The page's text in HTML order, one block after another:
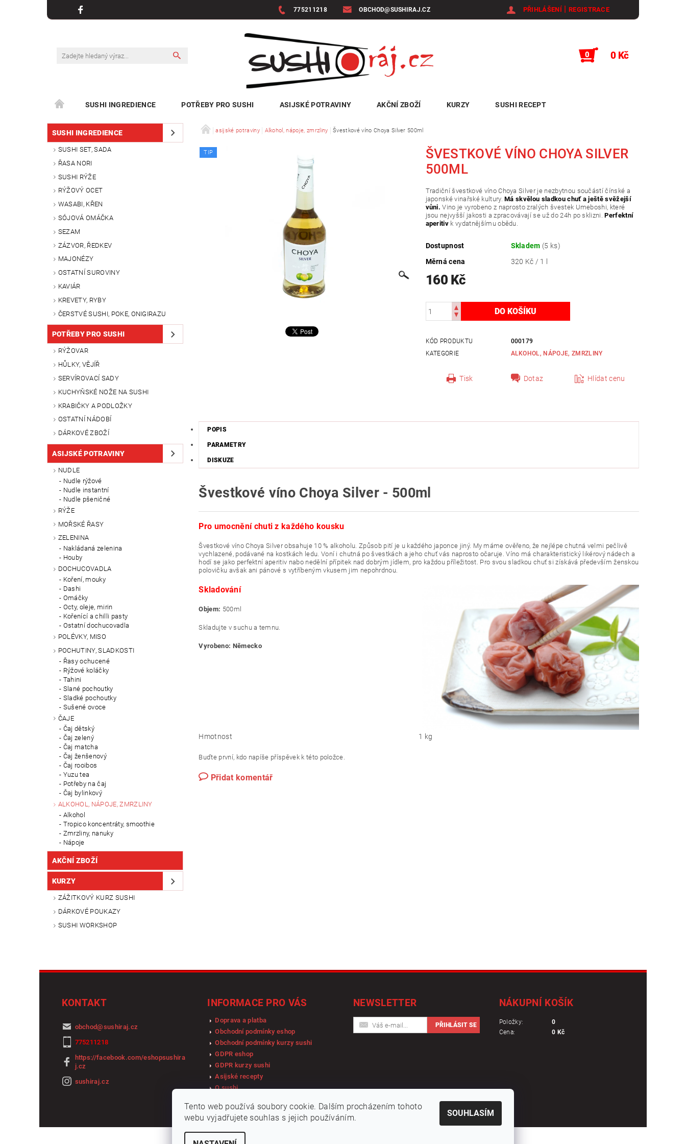
775211218 OBCHOD@SUSHIRAJ.CZ PŘIHLÁŠENÍ | REGISTRACE
0 0 Kč
SUSHI INGREDIENCE POTŘEBY PRO SUSHI ASIJSKÉ POTRAVINY AKČNÍ ZBOŽÍ KURZY SUSHI RECEPT
KONTAKT
SUSHI INGREDIENCE
SUSHI SET, SADA
ŘASA NORI
SUSHI RÝŽE
RÝŽOVÝ OCET
WASABI, KŘEN
SÓJOVÁ OMÁČKA
SEZAM
ZÁZVOR, ŘEDKEV
MAJONÉZY
OSTATNÍ SUROVINY
KAVIÁR
KREVETY, RYBY
ČERSTVÉ SUSHI, POKE, ONIGIRAZU
POTŘEBY PRO SUSHI
RÝŽOVAR
HŮLKY, VĚJÍŘ
SERVÍROVACÍ SADY
KUCHYŇSKÉ NOŽE NA SUSHI
KRABIČKY A PODLOŽKY
OSTATNÍ NÁDOBÍ
DÁRKOVÉ ZBOŽÍ
ASIJSKÉ POTRAVINY
NUDLE
Nudle rýžové
Nudle instantní
Nudle pšeničné
RÝŽE
MOŘSKÉ ŘASY
ZELENINA
Nakládaná zelenina
Houby
DOCHUCOVADLA
Koření, mouky
Dashi
Omáčky
Octy, oleje, mirin
Kořenící a chilli pasty
Ostatní dochucovadla
POLÉVKY, MISO
POCHUTINY, SLADKOSTI
Řasy ochucené
Rýžové koláčky
Tahini
Slané pochoutky
Sladké pochoutky
Sušené ovoce
ČAJE
Čaj dětský
Čaj zelený
Čaj matcha
Čaj ženšenový
Čaj rooibos
Yuzu tea
Potřeby na čaj
Čaj bylinkový
ALKOHOL, NÁPOJE, ZMRZLINY
Alkohol
Tropico koncentráty, smoothie
Zmrzliny, nanuky
Nápoje
AKČNÍ ZBOŽÍ
KURZY
ZÁŽITKOVÝ KURZ SUSHI
DÁRKOVÉ POUKAZY
SUSHI WORKSHOP
asijské potraviny Alkohol, nápoje, zmrzliny Švestkové víno Choya Silver 500ml
TIP
ŠVESTKOVÉ VÍNO CHOYA SILVER
500ML
Tradiční švestkové víno Choya Silver je nezbytnou součástí čínské a
japonské vinařské kultury.Má skvělou sladkou chuť a ještě svěžejší
vůni.Vino je vyrobeno z naprosto zralých švestek Umeboshi, které
jsou nejvyšší jakosti a zpracovávají se už do 24h po sklizni.Perfektní
aperitiv k vydatnějšímu obědu.
Dostupnost Skladem (5 ks)
Měrná cena
320 Kč / 1 l
160 Kč
KÓD PRODUKTU
000179
KATEGORIE
ALKOHOL, NÁPOJE, ZMRZLINY
Tisk Dotaz Hlídat cenu
POPIS
PARAMETRY
DISKUZE
Švestkové víno Choya Silver - 500ml
Pro umocnění chuti z každého kousku
Švestkové víno Choya Silver obsahuje 10 % alkoholu. Způsob pití je u každého japonce jiný. My máme ověřeno, že nejlépe chutná velmi pečlivě
vychlazené, podávané na kostkách ledu. Voní i chutná po švestkách a jeho chuť vás naprosto očaruje. Víno má charakteristický likérový nádech a
hodí se jako perfektní aperitiv nabo nedělní přípitek nad dobrým jídlem, pro každou příležitost. Pro svou sladkou chuť si získává především ženskou
polovičku avšak ani pánové s vytříbeným vkusem jim nepohrdnou.
Skladování
Objem: 500ml
Skladujte v suchu a temnu.
Vyrobeno: Německo
Hmotnost 1 kg
Buďte první, kdo napíše příspěvek k této položce.
Přidat komentář
KONTAKT
obchod@sushiraj.cz
775211218
https://facebook.com/eshopsushira
j.cz
sushiraj.cz
INFORMACE PRO VÁS
Doprava a platba
Obchodní podmínky eshop
Obchodní podmínky kurzy sushi
GDPR eshop
GDPR kurzy sushi
Asijské recepty
O sushi
NEWSLETTER NÁKUPNÍ KOŠÍK
Položky:
Cena:
0
0 Kč
Tento web používá soubory cookie. Dalším procházením tohoto
webu vyjadřujete souhlas s jejich používáním.
SOUHLASÍM